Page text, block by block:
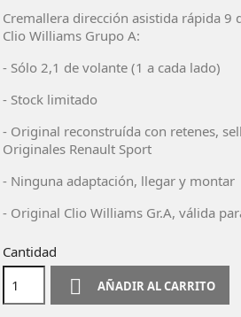
Cremallera dirección asistida rápida 9
Clio Williams Grupo A:
- Sólo 2,1 de volante (1 a cada lado)
- Stock limitado
- Original reconstruída con retenes,
Originales Renault Sport
- Ninguna adaptación, llegar y montar
- Original Clio Williams Gr.A, válida
Cantidad
 AÑADIR AL CARRITO